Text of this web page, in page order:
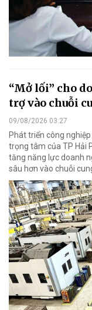
“Mở lối” cho
trợ vào chuỗi
09/08/2026 03:27
Phát triển công
trọng tâm của TP Hải
tăng năng lực doanh
sâu hơn vào chuỗi